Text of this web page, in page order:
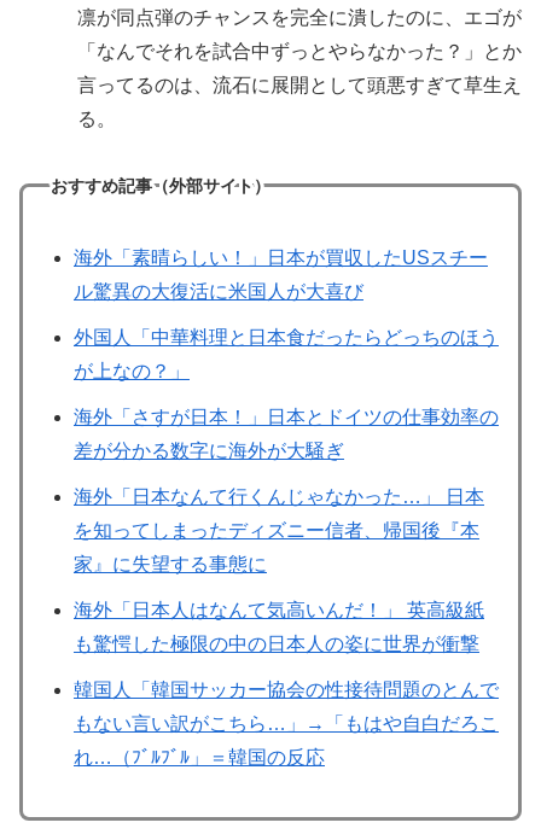
凛が同点弾のチャンスを完全に潰したのに、エゴが
「なんでそれを試合中ずっとやらなかった？」とか
言ってるのは、流石に展開として頭悪すぎて草生え
る。
おすすめ記事（外部サイト）
海外「素晴らしい！」日本が買収したUSスチー
ル驚異の大復活に米国人が大喜び
外国人「中華料理と日本食だったらどっちのほう
が上なの？」
海外「さすが日本！」日本とドイツの仕事効率の
差が分かる数字に海外が大騒ぎ
海外「日本なんて行くんじゃなかった…」 日本
を知ってしまったディズニー信者、帰国後『本
家』に失望する事態に
海外「日本人はなんて気高いんだ！」 英高級紙
も驚愕した極限の中の日本人の姿に世界が衝撃
韓国人「韓国サッカー協会の性接待問題のとんで
もない言い訳がこちら…」→「もはや自白だろこ
れ…（ﾌﾞﾙﾌﾞﾙ」＝韓国の反応